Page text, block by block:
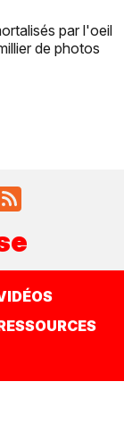
par l'oeil
de photos